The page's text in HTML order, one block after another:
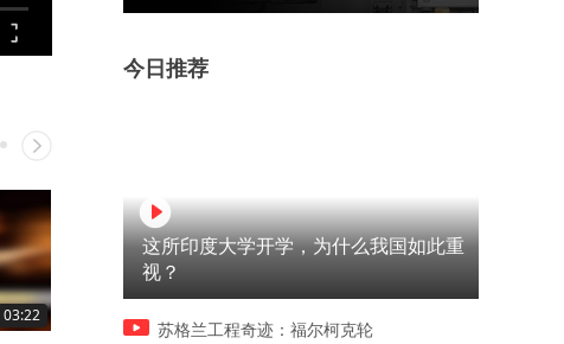
03:22
今日推荐
这所印度大学开学，为什么我国如此重
视？
苏格兰工程奇迹：福尔柯克轮